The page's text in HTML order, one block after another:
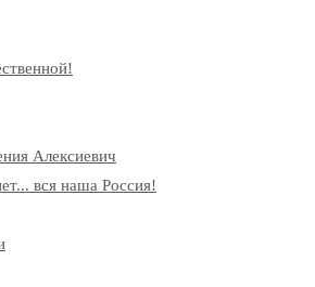
Алексиевич
вся наша Россия!